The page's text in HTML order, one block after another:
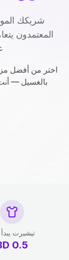
شريكك
المعتمدون
اختر من أفضل
بالغسيل —
تيشيرت
0.5